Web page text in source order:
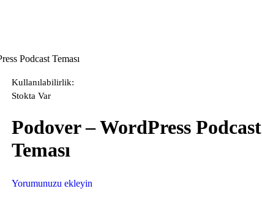
Podcast Teması
Kullanılabilirlik:
Stokta Var
Podover – WordPress Podcast
Teması
Yorumunuzu ekleyin